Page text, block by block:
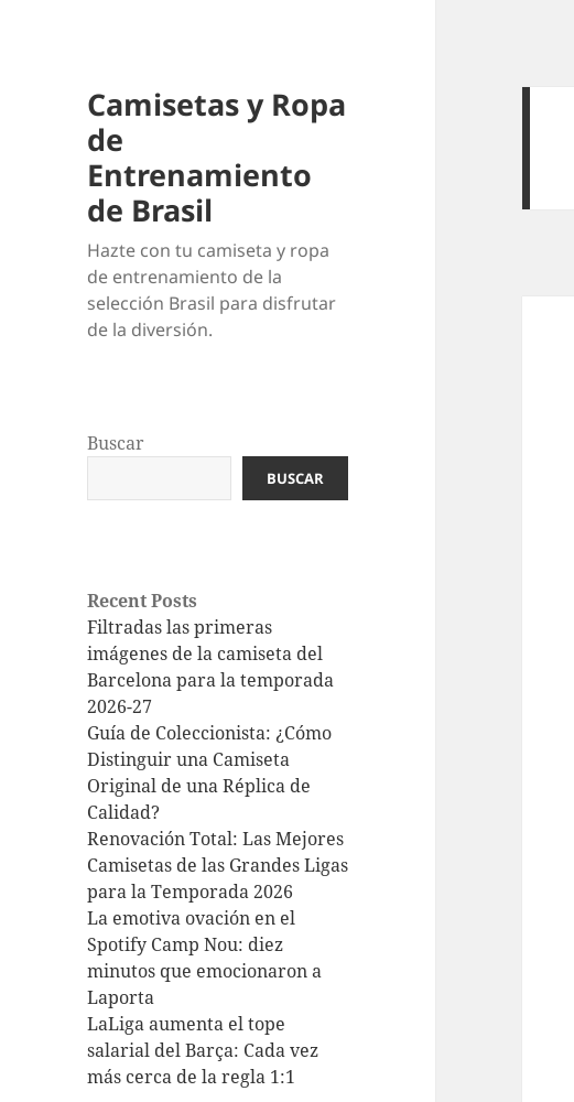
Camisetas y Ropa
de
Entrenamiento
de Brasil
Hazte con tu camiseta y ropa
de entrenamiento de la
selección Brasil para disfrutar
de la diversión.
Buscar
BUSCAR
Recent Posts
Filtradas las primeras
imágenes de la camiseta del
Barcelona para la temporada
2026-27
Guía de Coleccionista: ¿Cómo
Distinguir una Camiseta
Original de una Réplica de
Calidad?
Renovación Total: Las Mejores
Camisetas de las Grandes Ligas
para la Temporada 2026
La emotiva ovación en el
Spotify Camp Nou: diez
minutos que emocionaron a
Laporta
LaLiga aumenta el tope
salarial del Barça: Cada vez
más cerca de la regla 1:1